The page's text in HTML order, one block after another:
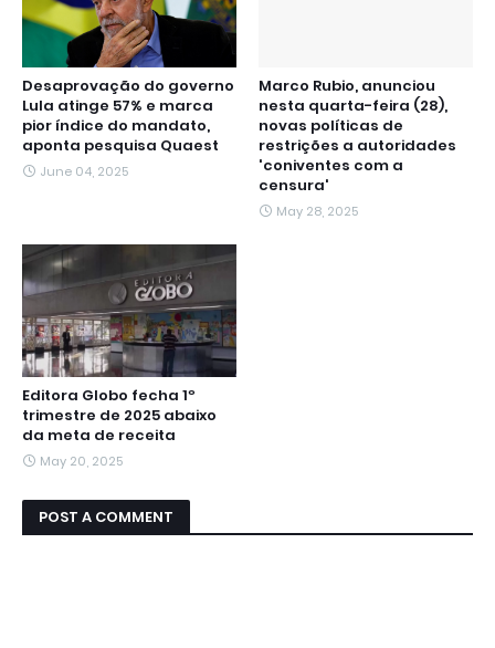
Desaprovação do governo
Lula atinge 57% e marca
pior índice do mandato,
aponta pesquisa Quaest
June 04, 2025
Marco Rubio, anunciou
nesta quarta-feira (28),
novas políticas de
restrições a autoridades
'coniventes com a
censura'
May 28, 2025
Editora Globo fecha 1º
trimestre de 2025 abaixo
da meta de receita
May 20, 2025
POST A COMMENT